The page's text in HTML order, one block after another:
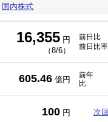
国内株式
16,355 円
（8/6）
前日比
前日比率
605.46 億円
前年
比
100 円 次